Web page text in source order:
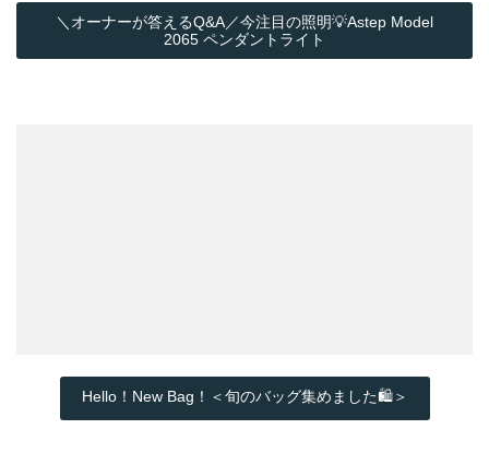
＼オーナーが答えるQ&A／今注目の照明💡Astep Model
2065 ペンダントライト
Hello！New Bag！＜旬のバッグ集めました🛍️＞